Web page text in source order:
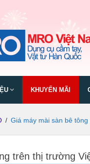
KHUYẾN MÃI
/ Giá máy mài sàn bê
trên thị trường